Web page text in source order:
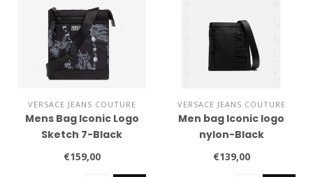
VERSACE JEANS COUTURE
Mens Bag Iconic Logo
Sketch 7-Black
€159,00
VERSACE JEANS COUTURE
Men bag Iconic logo
nylon-Black
€139,00